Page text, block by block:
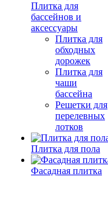
Плитка для
бассейнов и
аксессуары
Плитка для
обходных
дорожек
Плитка для
чаши
бассейна
Решетки для
перелевных
лотков
Плитка для пола
Фасадная плитка